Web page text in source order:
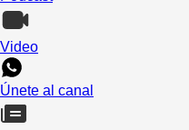
Video
Únete al canal